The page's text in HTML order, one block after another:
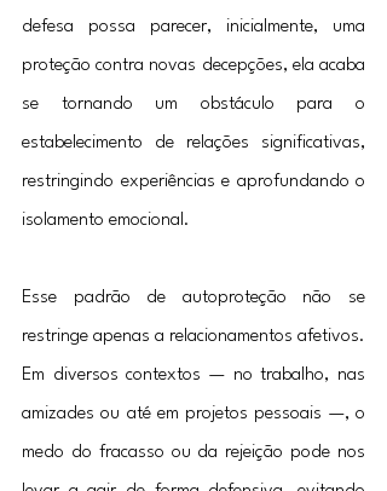
defesa possa parecer, inicialmente, uma
proteção contra novas decepções, ela acaba
se tornando um obstáculo para o
estabelecimento de relações significativas,
restringindo experiências e aprofundando o
isolamento emocional.
Esse padrão de autoproteção não se
restringe apenas a relacionamentos afetivos.
Em diversos contextos — no trabalho, nas
amizades ou até em projetos pessoais —, o
medo do fracasso ou da rejeição pode nos